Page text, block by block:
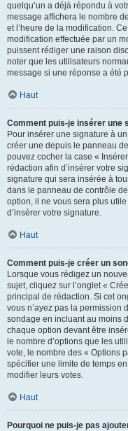
quelqu’un a déjà répondu à
message affichera le nombre
et l’heure de la modification. Ce
modification effectuée par un
puissent rédiger une raison
noter que les utilisateurs
message si une réponse a été
Haut
Comment puis-je insérer une
Pour insérer une signature à
créer une depuis le panneau
pouvez cocher la case «
rédaction afin d’insérer votre
signature qui sera insérée à
dans le panneau de contrôle
option, il ne vous sera plus
d’insérer votre signature.
Haut
Comment puis-je créer un
Lorsque vous rédigez un
sujet, cliquez sur l’onglet «
principal de rédaction. Si cet
vous n’ayez pas la permission
sondage en incluant au moins
chaque option devant être
le nombre d’options que les
vote, le nombre des « Options
spécifier une limite de temps
modifier leurs votes.
Haut
Pourquoi ne puis-je pas